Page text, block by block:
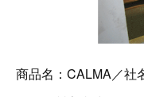
商品名：CALMA／社